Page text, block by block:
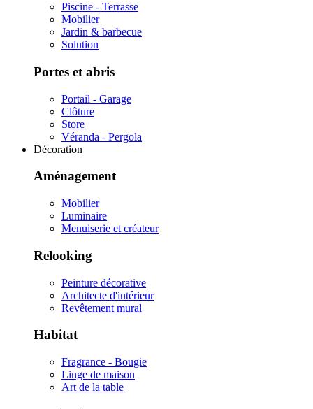
Piscine - Terrasse
Mobilier
Jardin & barbecue
Solution
Portes et abris
Portail - Garage
Clôture
Store
Véranda - Pergola
Décoration
Aménagement
Mobilier
Luminaire
Menuiserie et créateur
Relooking
Peinture décorative
Architecte d'intérieur
Revêtement mural
Habitat
Fragrance - Bougie
Linge de maison
Art de la table